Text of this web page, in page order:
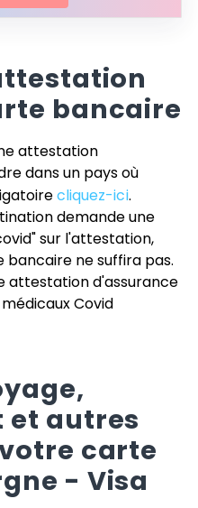
bancaire
attestation
dans un pays où
cliquez-ici.
demande une
sur l'attestation,
ne suffira pas.
attestation d'assurance
Covid
autres
carte
- Visa